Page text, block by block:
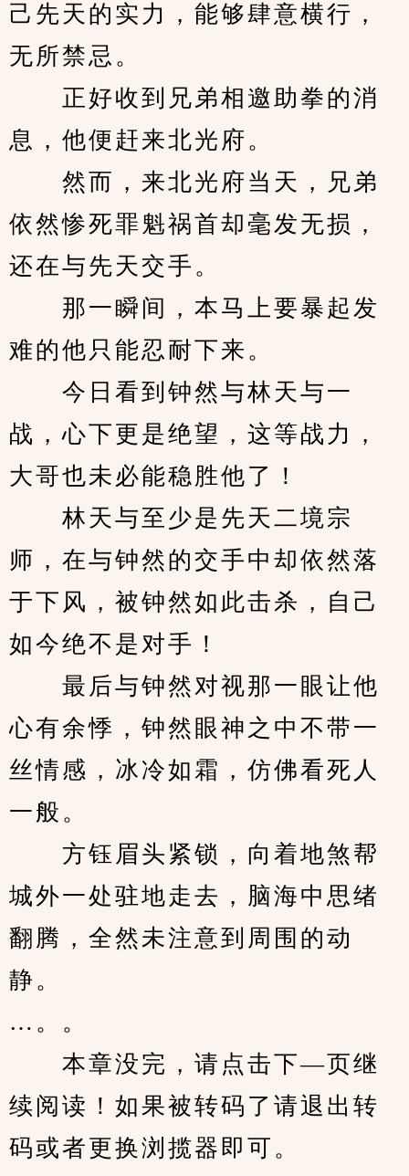
己先天的实力，能够肆意横行，
无所禁忌。
正好收到兄弟相邀助拳的消
息，他便赶来北光府。
然而，来北光府当天，兄弟
依然惨死罪魁祸首却毫发无损，
还在与先天交手。
那一瞬间，本马上要暴起发
难的他只能忍耐下来。
今日看到钟然与林天与一
战，心下更是绝望，这等战力，
大哥也未必能稳胜他了！
林天与至少是先天二境宗
师，在与钟然的交手中却依然落
于下风，被钟然如此击杀，自己
如今绝不是对手！
最后与钟然对视那一眼让他
心有余悸，钟然眼神之中不带一
丝情感，冰冷如霜，仿佛看死人
一般。
方钰眉头紧锁，向着地煞帮
城外一处驻地走去，脑海中思绪
翻腾，全然未注意到周围的动
静。
…。。
本章没完，请点击下—页继
续阅读！如果被转码了请退出转
码或者更换浏揽器即可。